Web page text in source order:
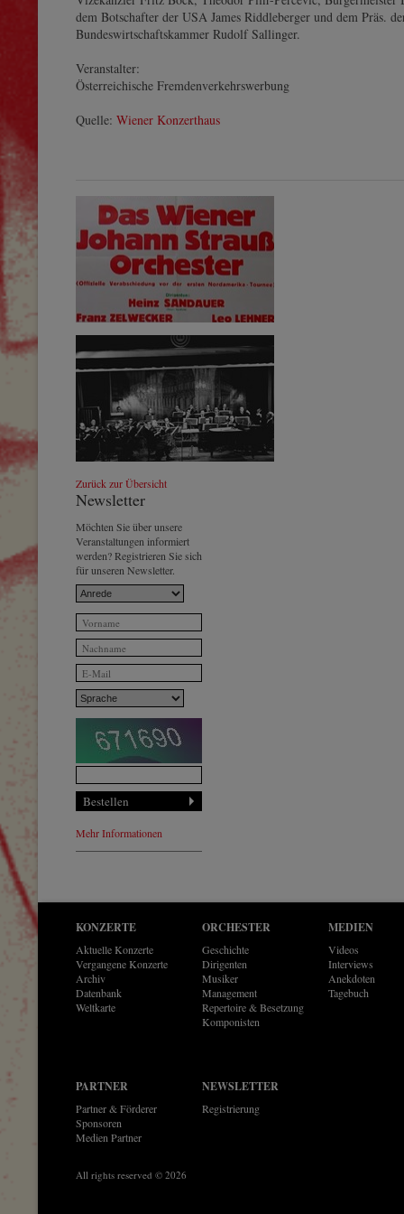
dem Botschafter der USA James Riddleberger und dem Präs.
Bundeswirtschaftskammer Rudolf Sallinger.
Veranstalter:
Österreichische Fremdenverkehrswerbung
Quelle: Wiener Konzerthaus
03.10.1966 - 1. Konzert im Wiener
Konzerthaus© by WJSO-Archive/Wien
Bibliothek im Rathaus
Konzert des WJSO
Zurück zur Übersicht
Newsletter
Möchten Sie über unsere
Veranstaltungen informiert
werden? Registrieren Sie sich
für unseren Newsletter.
Mehr Informationen
KONZERTE
Aktuelle Konzerte
Vergangene Konzerte
Archiv
Datenbank
Weltkarte
ORCHESTER
Geschichte
Dirigenten
Musiker
Management
Repertoire & Besetzung
Komponisten
MEDIEN
Videos
Interviews
Anekdoten
Tagebuch
PARTNER
Partner & Förderer
Sponsoren
Medien Partner
NEWSLETTER
Registrierung
All rights reserved © 2026